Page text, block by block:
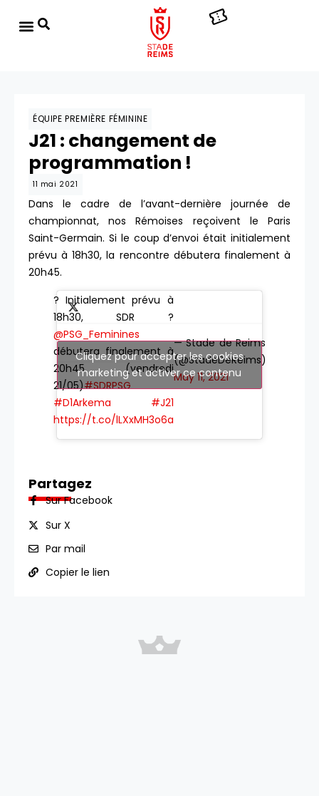
ÉQUIPE PREMIÈRE FÉMININE
J21 : changement de
programmation !
11 mai 2021
Dans le cadre de l’avant-dernière journée de
championnat, nos Rémoises reçoivent le Paris
Saint-Germain. Si le coup d’envoi était initialement
prévu à 18h30, la rencontre débutera finalement à
20h45.
? Initialement prévu à
18h30, SDR ?
@PSG_Feminines
débutera finalement à
20h45 (vendredi
21/05)#SDRPSG
#D1Arkema
#J21
https://t.co/lLXxMH3o6a
— Stade de Reims
(@StadeDeReims)
May 11, 2021
Cliquez pour accepter les cookies
marketing et activer ce contenu
Partagez
Sur Facebook
Sur X
Par mail
Copier le lien